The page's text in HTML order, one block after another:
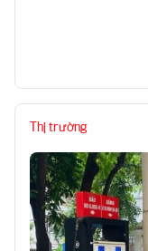
Thị trường